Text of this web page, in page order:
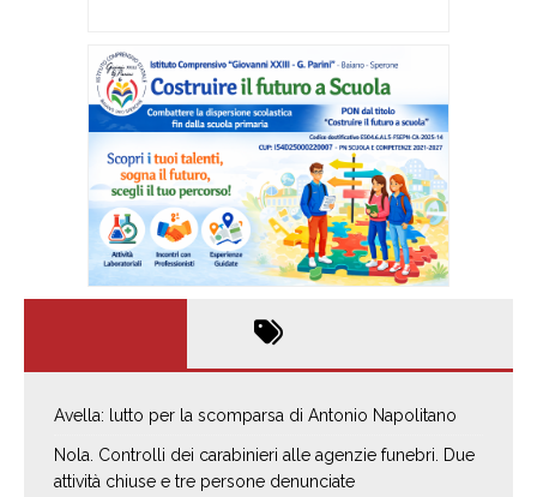
Avella: lutto per la scomparsa di Antonio Napolitano
Nola. Controlli dei carabinieri alle agenzie funebri. Due
attività chiuse e tre persone denunciate